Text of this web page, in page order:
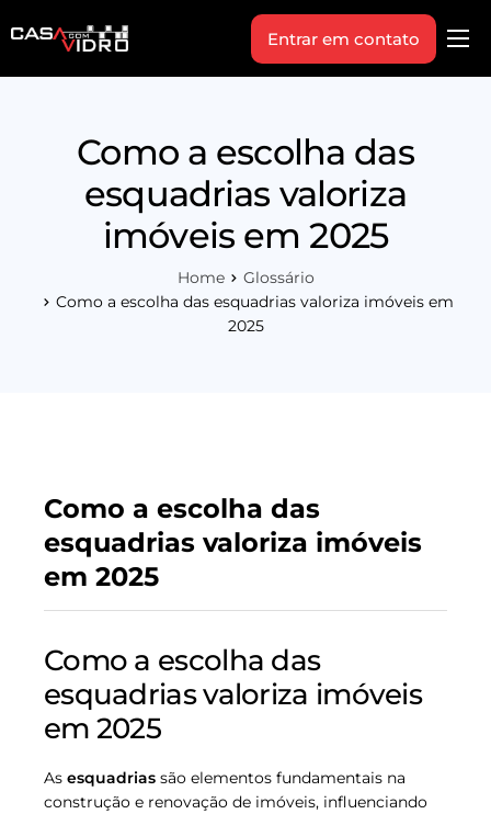
Produtos
Indique+
Workshop
Vagas
Entrar em contato
Como a escolha das
esquadrias valoriza
imóveis em 2025
Home
Glossário
Como a escolha das esquadrias valoriza imóveis em
2025
Como a escolha das
esquadrias valoriza imóveis
em 2025
Como a escolha das
esquadrias valoriza imóveis
em 2025
As esquadrias são elementos fundamentais na
construção e renovação de imóveis, influenciando